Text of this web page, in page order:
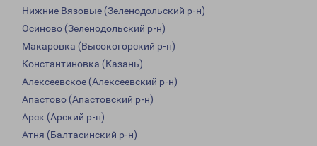
Нижние Вязовые (Зеленодольский р-н)
Осиново (Зеленодольский р-н)
Макаровка (Высокогорский р-н)
Константиновка (Казань)
Алексеевское (Алексеевский р-н)
Апастово (Апастовский р-н)
Арск (Арский р-н)
Атня (Балтасинский р-н)